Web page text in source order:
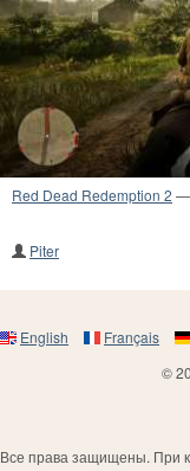
Red Dead Redemption 2 —
Piter
English Français
©
Все права защищены. При